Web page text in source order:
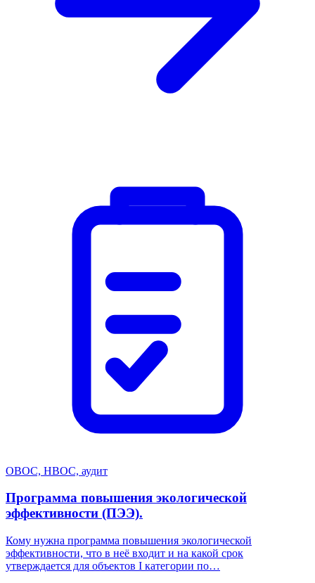
ОВОС, НВОС, аудит
Программа повышения экологической
эффективности (ПЭЭ).
Кому нужна программа повышения экологической
эффективности, что в неё входит и на какой срок
утверждается для объектов I категории по…